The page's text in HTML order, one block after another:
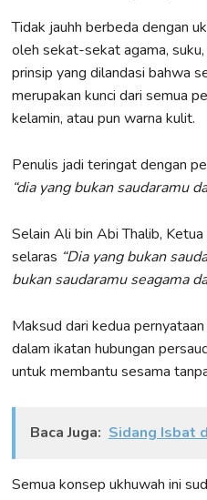
Tidak jauhh berbeda dengan
oleh sekat-sekat agama,
prinsip yang dilandasi bahwa
merupakan kunci dari semua
kelamin, atau pun warna kulit.
Penulis jadi teringat dengan
“dia yang bukan saudaramu
Selain Ali bin Abi Thalib,
selaras “Dia yang bukan
bukan saudaramu seagama
Maksud dari kedua
dalam ikatan hubungan
untuk membantu sesama
Baca Juga: Sidang Isbat
Semua konsep ukhuwah ini